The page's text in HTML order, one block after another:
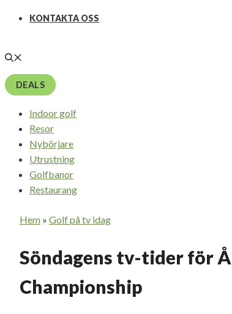
KONTAKTA OSS
DEALS
Indoor golf
Resor
Nybörjare
Utrustning
Golfbanor
Restaurang
Hem » Golf på tv idag
Söndagens tv-tider för
Championship